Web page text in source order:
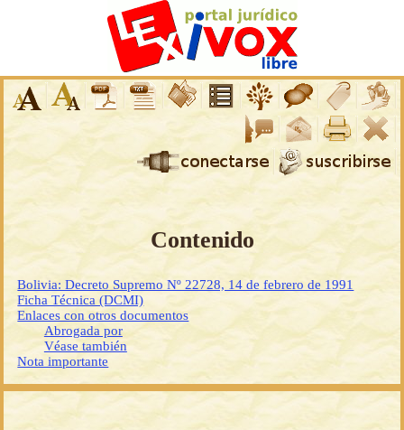
Contenido
Bolivia: Decreto Supremo Nº 22728, 14 de febrero de 1991
Ficha Técnica (DCMI)
Enlaces con otros documentos
Abrogada por
Véase también
Nota importante